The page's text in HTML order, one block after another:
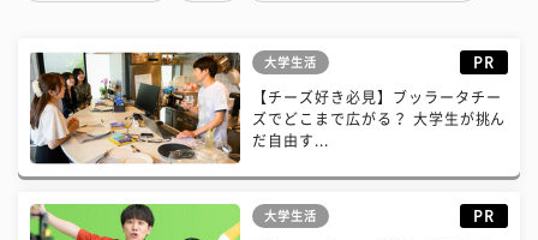
大学生活 PR
【チーズ好き必見】ブッラータチー
ズでどこまで広がる？ 大学生が挑ん
だ自由す...
大学生活 PR